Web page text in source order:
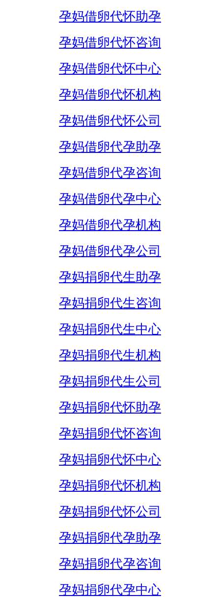
孕妈借卵代怀助孕
孕妈借卵代怀咨询
孕妈借卵代怀中心
孕妈借卵代怀机构
孕妈借卵代怀公司
孕妈借卵代孕助孕
孕妈借卵代孕咨询
孕妈借卵代孕中心
孕妈借卵代孕机构
孕妈借卵代孕公司
孕妈捐卵代生助孕
孕妈捐卵代生咨询
孕妈捐卵代生中心
孕妈捐卵代生机构
孕妈捐卵代生公司
孕妈捐卵代怀助孕
孕妈捐卵代怀咨询
孕妈捐卵代怀中心
孕妈捐卵代怀机构
孕妈捐卵代怀公司
孕妈捐卵代孕助孕
孕妈捐卵代孕咨询
孕妈捐卵代孕中心